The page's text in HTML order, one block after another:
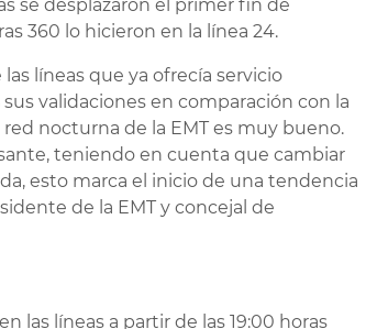
se desplazaron el primer fin de
360 lo hicieron en la línea 24.
líneas que ya ofrecía servicio
validaciones en comparación con la
nocturna de la EMT es muy bueno.
teniendo en cuenta que cambiar
esto marca el inicio de una tendencia
de la EMT y concejal de
las líneas a partir de las 19:00 horas